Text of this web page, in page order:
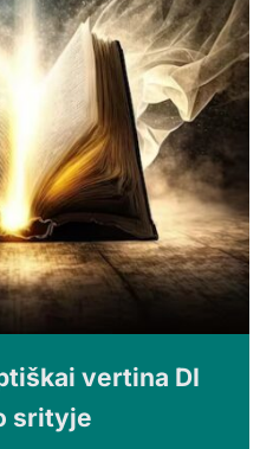
vertina DI
srityje